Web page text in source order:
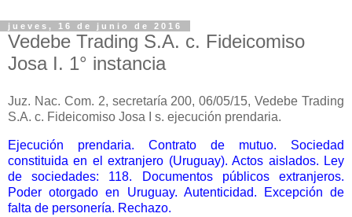
jueves, 16 de junio de 2016
Vedebe Trading S.A. c. Fideicomiso
Josa I. 1° instancia
Juz. Nac. Com. 2, secretaría 200, 06/05/15, Vedebe Trading
S.A. c. Fideicomiso Josa I s. ejecución prendaria.
Ejecución prendaria. Contrato de mutuo. Sociedad
constituida en el extranjero (Uruguay). Actos aislados. Ley
de sociedades: 118. Documentos públicos extranjeros.
Poder otorgado en Uruguay. Autenticidad. Excepción de
falta de personería. Rechazo.